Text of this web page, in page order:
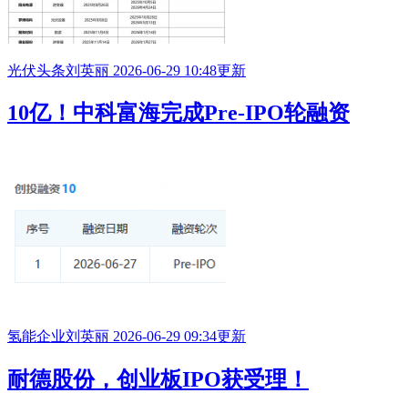
光伏头条刘英丽 2026-06-29 10:48更新
10亿！中科富海完成Pre-IPO轮融资
氢能企业刘英丽 2026-06-29 09:34更新
耐德股份，创业板IPO获受理！